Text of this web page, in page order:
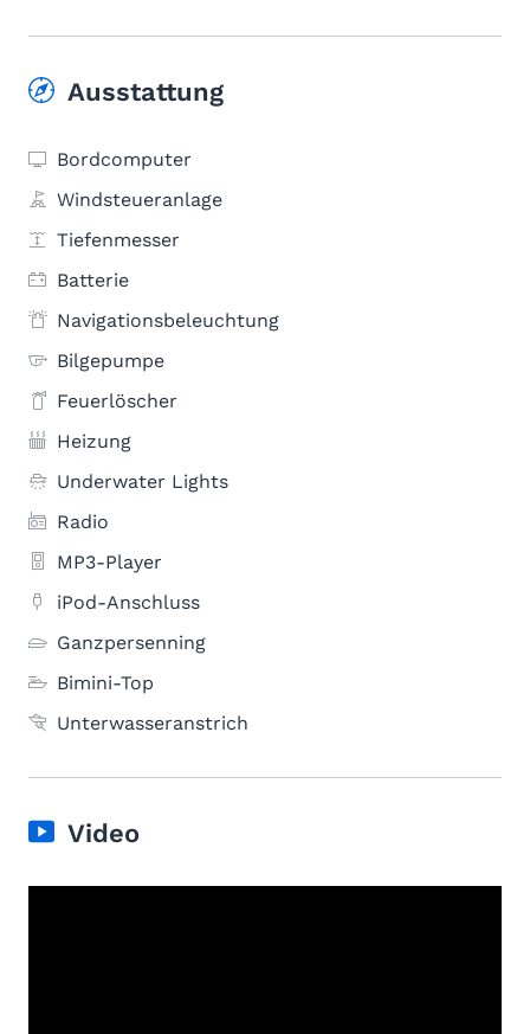
Ausstattung
Bordcomputer
Windsteueranlage
Tiefenmesser
Batterie
Navigationsbeleuchtung
Bilgepumpe
Feuerlöscher
Heizung
Underwater Lights
Radio
MP3-Player
iPod-Anschluss
Ganzpersenning
Bimini-Top
Unterwasseranstrich
Video